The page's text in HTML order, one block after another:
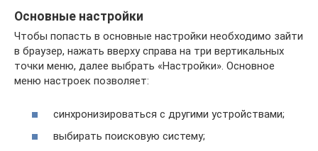
Основные настройки
Чтобы попасть в основные настройки необходимо зайти
в браузер, нажать вверху справа на три вертикальных
точки меню, далее выбрать «Настройки». Основное
меню настроек позволяет:
синхронизироваться с другими устройствами;
выбирать поисковую систему;